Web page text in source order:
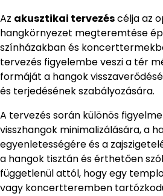
Az akusztikai tervezéscélja az
hangkörnyezet megteremtése
színházakban és
tervezés figyelembe veszi a tér
formáját a hangok
és terjedésének szabályozására.
A tervezés során különös
visszhangok minimalizálására, a
egyenletességére és a
a hangok tisztán és érthetően
függetlenül attól, hogy egy
vagy koncertteremben